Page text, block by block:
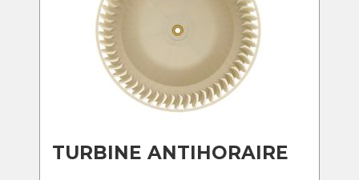
TURBINE ANTIHORAIRE